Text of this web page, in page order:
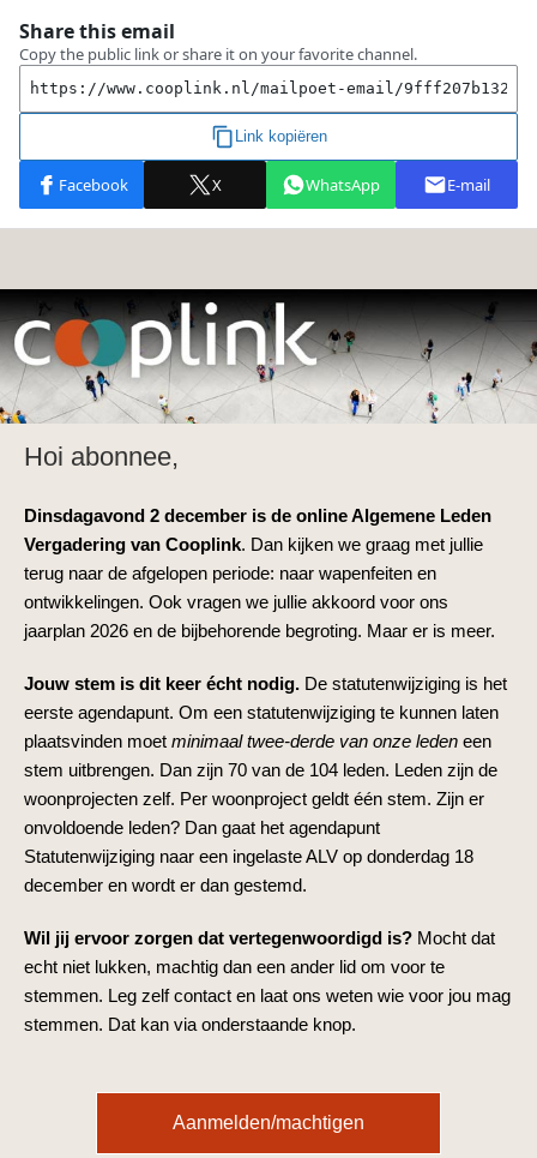
Hoi abonnee,
Dinsdagavond 2 december is de online Algemene Leden
Vergadering van Cooplink. Dan kijken we graag met jullie
terug naar de afgelopen periode: naar wapenfeiten en
ontwikkelingen. Ook vragen we jullie akkoord voor ons
jaarplan 2026 en de bijbehorende begroting. Maar er is meer.
Jouw stem is dit keer écht nodig. De statutenwijziging is het
eerste agendapunt. Om een statutenwijziging te kunnen laten
plaatsvinden moet minimaal twee-derde van onze leden een
stem uitbrengen. Dan zijn 70 van de 104 leden. Leden zijn de
woonprojecten zelf. Per woonproject geldt één stem. Zijn er
onvoldoende leden? Dan gaat het agendapunt
Statutenwijziging naar een ingelaste ALV op donderdag 18
december en wordt er dan gestemd.
Wil jij ervoor zorgen dat vertegenwoordigd is? Mocht dat
echt niet lukken, machtig dan een ander lid om voor te
stemmen. Leg zelf contact en laat ons weten wie voor jou mag
stemmen. Dat kan via onderstaande knop.
Aanmelden/machtigen